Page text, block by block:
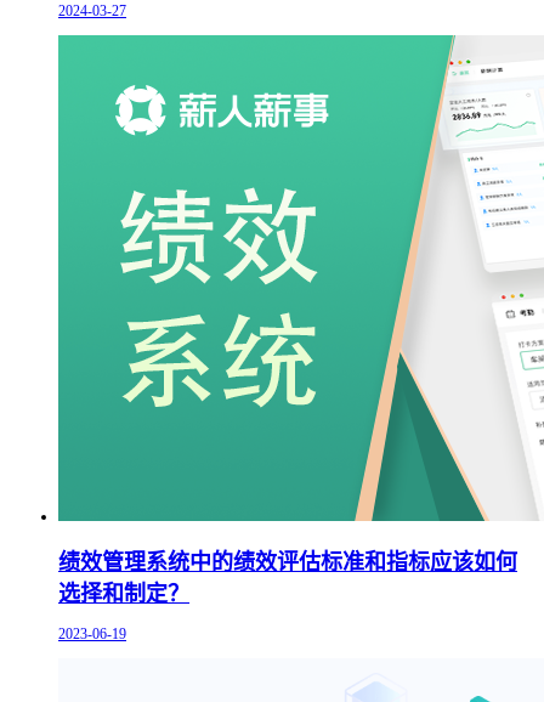
2024-03-27
绩效管理系统中的绩效评估标准和指标应该如何
选择和制定？
2023-06-19